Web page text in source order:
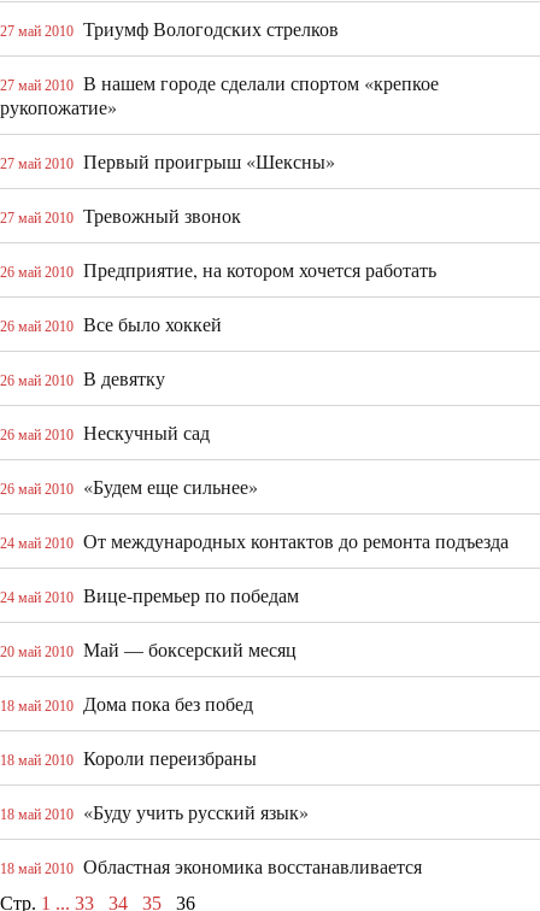
27 май 2010 Триумф Вологодских стрелков
27 май 2010 В нашем городе сделали спортом «крепкое
рукопожатие»
27 май 2010 Первый проигрыш «Шексны»
27 май 2010 Тревожный звонок
26 май 2010 Предприятие, на котором хочется работать
26 май 2010 Все было хоккей
26 май 2010 В девятку
26 май 2010 Нескучный сад
26 май 2010 «Будем еще сильнее»
24 май 2010 От международных контактов до ремонта подъезда
24 май 2010 Вице-­премьер по победам
20 май 2010 Май — боксерский месяц
18 май 2010 Дома пока без побед
18 май 2010 Короли переизбраны
18 май 2010 «Буду учить русский язык»
18 май 2010 Областная экономика восстанавливается
Стр. 1 ... 33 34 35 36